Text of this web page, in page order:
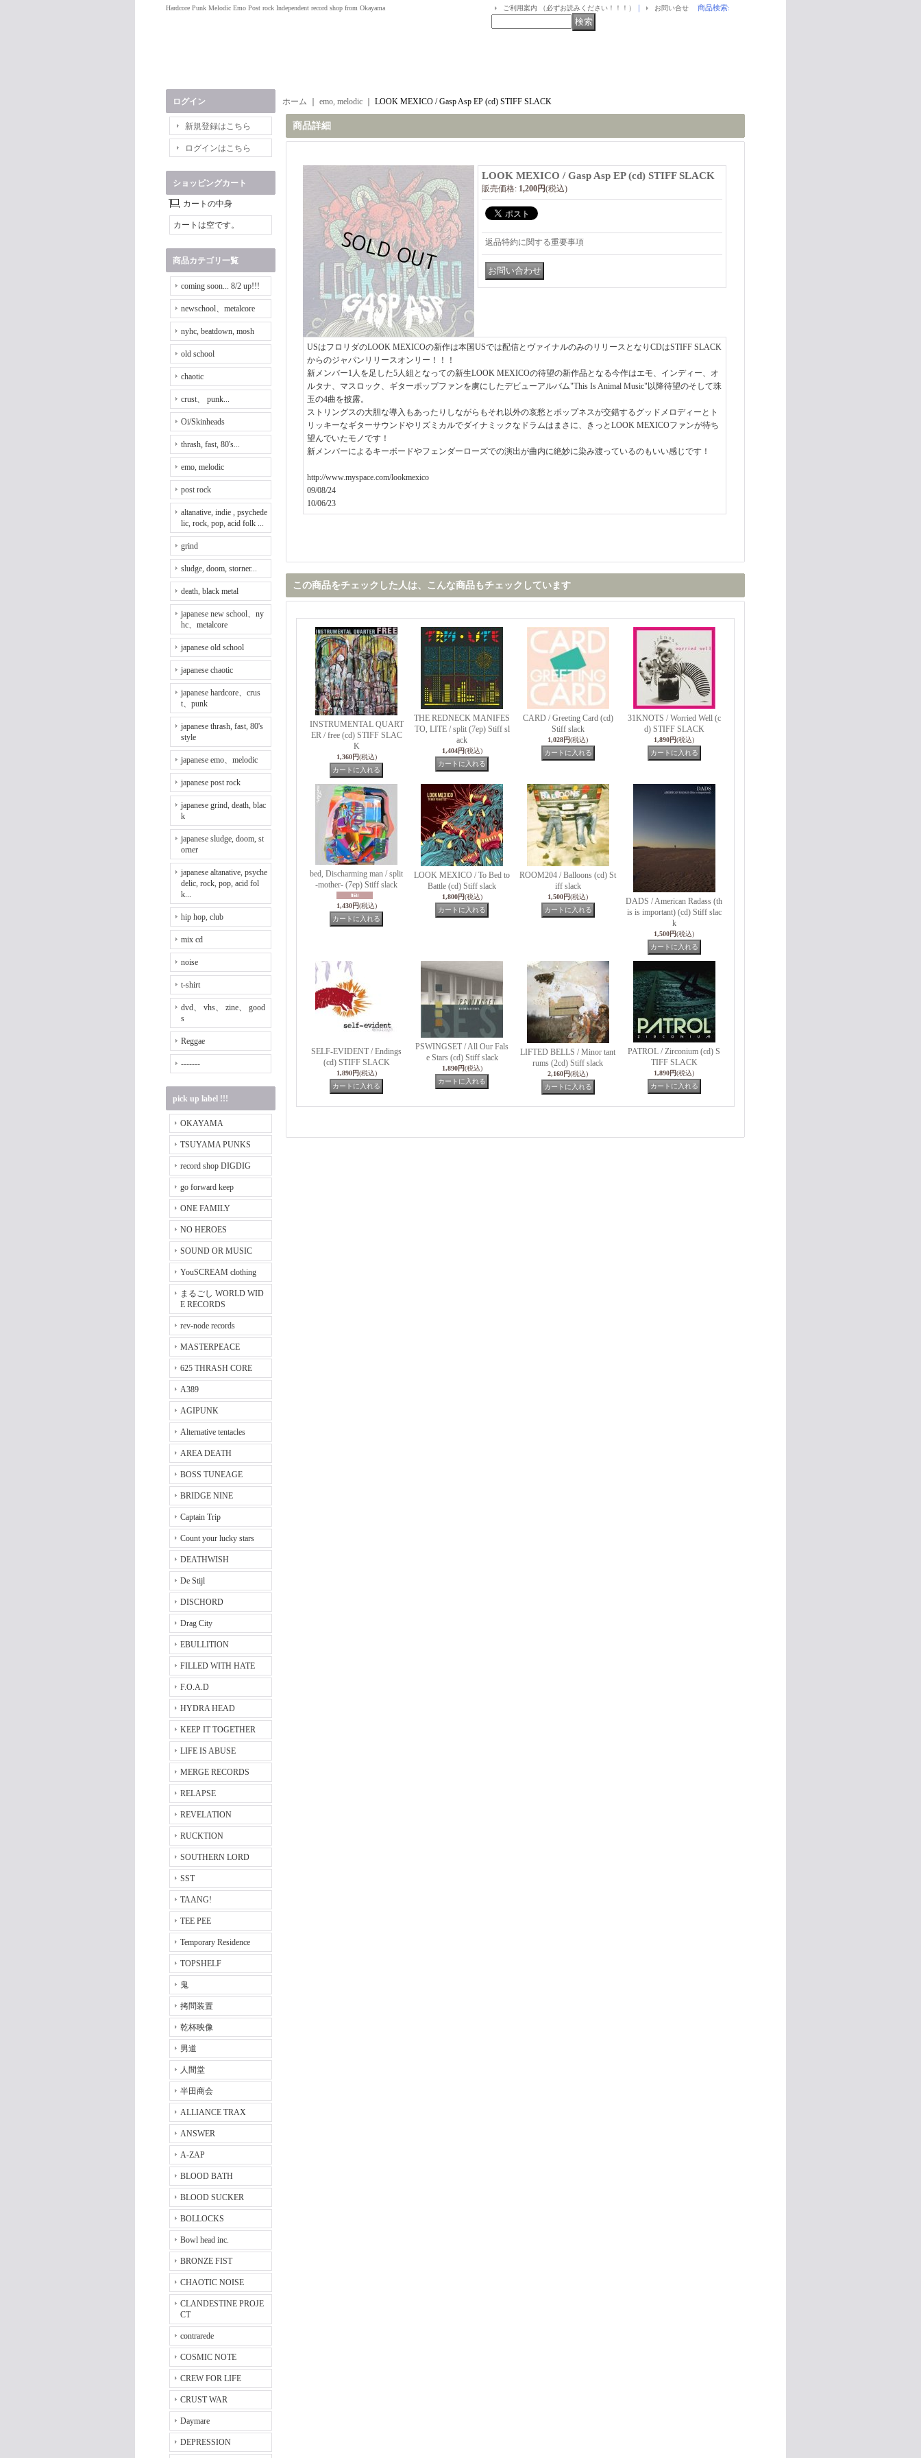
Hardcore Punk Melodic Emo Post rock Independent record shop from Okayama ご利用案内 （必ずお読みください！！！） ｜ お問い合せ 商品検索:
ログイン
新規登録はこちら
ログインはこちら
ショッピングカート
カートの中身
カートは空です。
商品カテゴリ一覧
coming soon... 8/2 up!!!
newschool、metalcore
nyhc, beatdown, mosh
old school
chaotic
crust、 punk...
Oi/Skinheads
thrash, fast, 80's...
emo, melodic
post rock
altanative, indie , psychede
lic, rock, pop, acid folk ...
grind
sludge, doom, storner...
death, black metal
japanese new school、ny
hc、metalcore
japanese old school
japanese chaotic
japanese hardcore、crus
t、punk
japanese thrash, fast, 80's
style
japanese emo、melodic
japanese post rock
japanese grind, death, blac
k
japanese sludge, doom, st
orner
japanese altanative, psyche
delic, rock, pop, acid fol
k...
hip hop, club
mix cd
noise
t-shirt
dvd、 vhs、 zine、 good
s
Reggae
-------
pick up label !!!
OKAYAMA
TSUYAMA PUNKS
record shop DIGDIG
go forward keep
ONE FAMILY
NO HEROES
SOUND OR MUSIC
YouSCREAM clothing
まるごし WORLD WID
E RECORDS
rev-node records
MASTERPEACE
625 THRASH CORE
A389
AGIPUNK
Alternative tentacles
AREA DEATH
BOSS TUNEAGE
BRIDGE NINE
Captain Trip
Count your lucky stars
DEATHWISH
De Stijl
DISCHORD
Drag City
EBULLITION
FILLED WITH HATE
F.O.A.D
HYDRA HEAD
KEEP IT TOGETHER
LIFE IS ABUSE
MERGE RECORDS
RELAPSE
REVELATION
RUCKTION
SOUTHERN LORD
SST
TAANG!
TEE PEE
Temporary Residence
TOPSHELF
鬼
拷問装置
乾杯映像
男道
人間堂
半田商会
ALLIANCE TRAX
ANSWER
A-ZAP
BLOOD BATH
BLOOD SUCKER
BOLLOCKS
Bowl head inc.
BRONZE FIST
CHAOTIC NOISE
CLANDESTINE PROJE
CT
contrarede
COSMIC NOTE
CREW FOR LIFE
CRUST WAR
Daymare
DEPRESSION
ホーム emo, melodic LOOK MEXICO / Gasp Asp EP (cd) STIFF SLACK
商品詳細
LOOK MEXICO / Gasp Asp EP (cd) STIFF SLACK
販売価格: 1,200円(税込)
返品特約に関する重要事項
USはフロリダのLOOK MEXICOの新作は本国USでは配信とヴァイナルのみのリリースとなりCDはSTIFF SLACK
からのジャパンリリースオンリー！！！
新メンバー1人を足した5人組となっての新生LOOK MEXICOの待望の新作品となる今作はエモ、インディー、オ
ルタナ、マスロック、ギターポップファンを虜にしたデビューアルバム"This Is Animal Music"以降待望のそして珠
玉の4曲を披露。
ストリングスの大胆な導入もあったりしながらもそれ以外の哀愁とポップネスが交錯するグッドメロディーとト
リッキーなギターサウンドやリズミカルでダイナミックなドラムはまさに、きっとLOOK MEXICOファンが待ち
望んでいたモノです！
新メンバーによるキーボードやフェンダーローズでの演出が曲内に絶妙に染み渡っているのもいい感じです！
http://www.myspace.com/lookmexico
09/08/24
10/06/23
この商品をチェックした人は、こんな商品もチェックしています
INSTRUMENTAL QUART
ER / free (cd) STIFF SLAC
K
1,360円(税込)
THE REDNECK MANIFES
TO, LITE / split (7ep) Stiff sl
ack
1,404円(税込)
CARD / Greeting Card (cd)
Stiff slack
1,028円(税込)
31KNOTS / Worried Well (c
d) STIFF SLACK
1,890円(税込)
bed, Discharming man / split
-mother- (7ep) Stiff slack
1,430円(税込)
LOOK MEXICO / To Bed to
Battle (cd) Stiff slack
1,800円(税込)
ROOM204 / Balloons (cd) St
iff slack
1,500円(税込)
DADS / American Radass (th
is is important) (cd) Stiff slac
k
1,500円(税込)
SELF-EVIDENT / Endings
(cd) STIFF SLACK
1,890円(税込)
PSWINGSET / All Our Fals
e Stars (cd) Stiff slack
1,890円(税込)
LIFTED BELLS / Minor tant
rums (2cd) Stiff slack
2,160円(税込)
PATROL / Zirconium (cd) S
TIFF SLACK
1,890円(税込)